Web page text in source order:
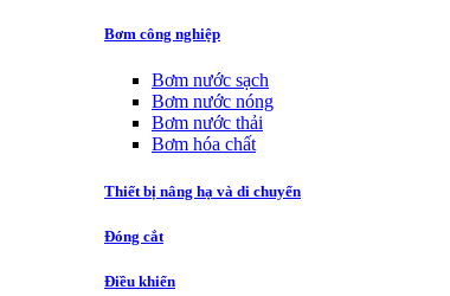
Bơm công nghiệp
Bơm nước sạch
Bơm nước nóng
Bơm nước thải
Bơm hóa chất
Thiết bị nâng hạ và di chuyển
Đóng cắt
Điều khiển